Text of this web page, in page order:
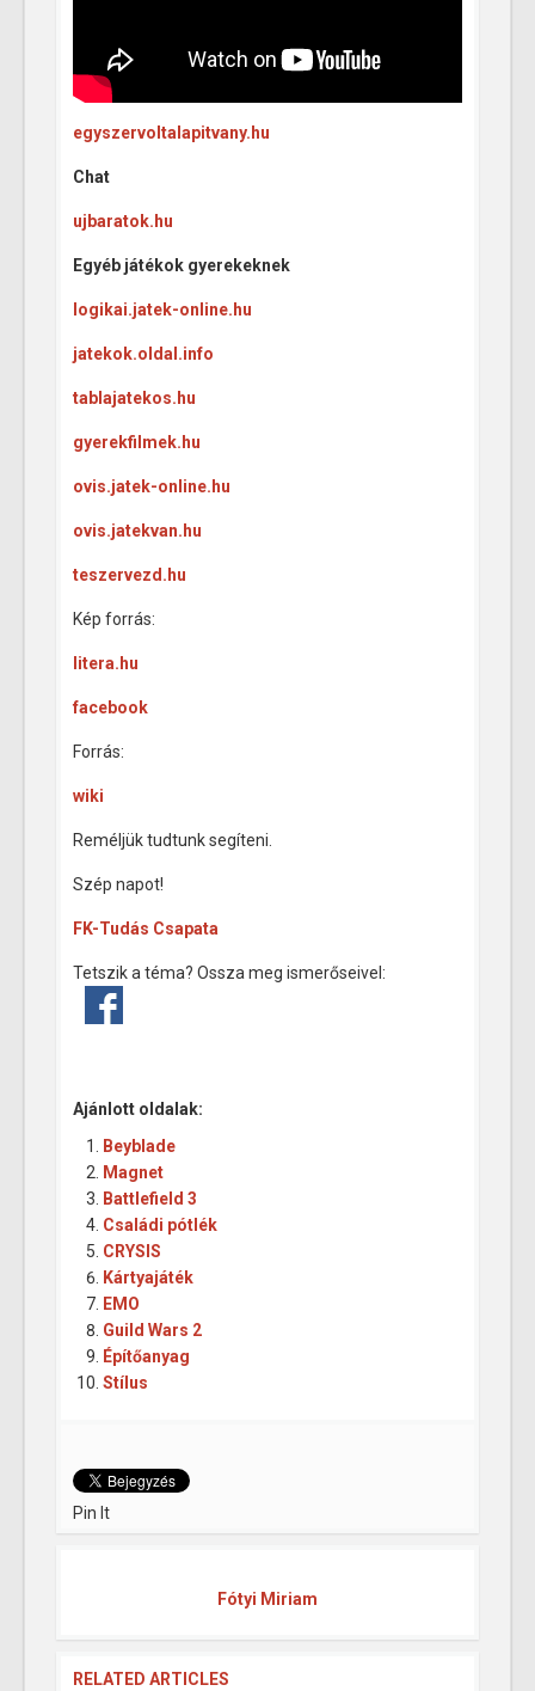
egyszervoltalapitvany.hu
Chat
ujbaratok.hu
Egyéb játékok gyerekeknek
logikai.jatek-online.hu
jatekok.oldal.info
tablajatekos.hu
gyerekfilmek.hu
ovis.jatek-online.hu
ovis.jatekvan.hu
teszervezd.hu
Kép forrás:
litera.hu
facebook
Forrás:
wiki
Reméljük tudtunk segíteni.
Szép napot!
FK-Tudás Csapata
Tetszik a téma? Ossza meg ismerőseivel:
Ajánlott oldalak:
Beyblade
Magnet
Battlefield 3
Családi pótlék
CRYSIS
Kártyajáték
EMO
Guild Wars 2
Építőanyag
Stílus
Pin It
Fótyi Miriam
RELATED ARTICLES